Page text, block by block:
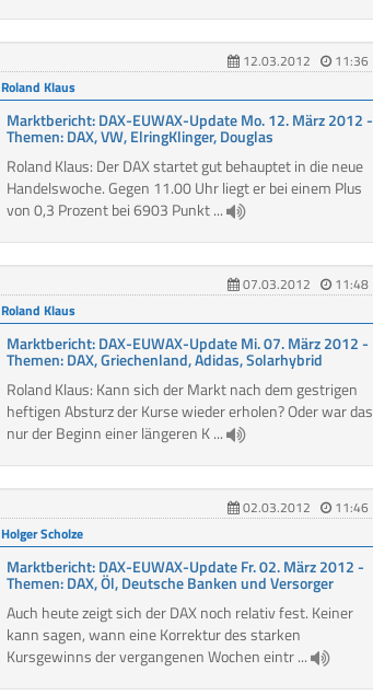
12.03.2012
11:36
Roland Klaus
Marktbericht: DAX-EUWAX-Update Mo. 12. März 2012 -
Themen: DAX, VW, ElringKlinger, Douglas
Roland Klaus: Der DAX startet gut behauptet in die neue
Handelswoche. Gegen 11.00 Uhr liegt er bei einem Plus
von 0,3 Prozent bei 6903 Punkt ...
07.03.2012
11:48
Roland Klaus
Marktbericht: DAX-EUWAX-Update Mi. 07. März 2012 -
Themen: DAX, Griechenland, Adidas, Solarhybrid
Roland Klaus: Kann sich der Markt nach dem gestrigen
heftigen Absturz der Kurse wieder erholen? Oder war das
nur der Beginn einer längeren K ...
02.03.2012
11:46
Holger Scholze
Marktbericht: DAX-EUWAX-Update Fr. 02. März 2012 -
Themen: DAX, Öl, Deutsche Banken und Versorger
Auch heute zeigt sich der DAX noch relativ fest. Keiner
kann sagen, wann eine Korrektur des starken
Kursgewinns der vergangenen Wochen eintr ...